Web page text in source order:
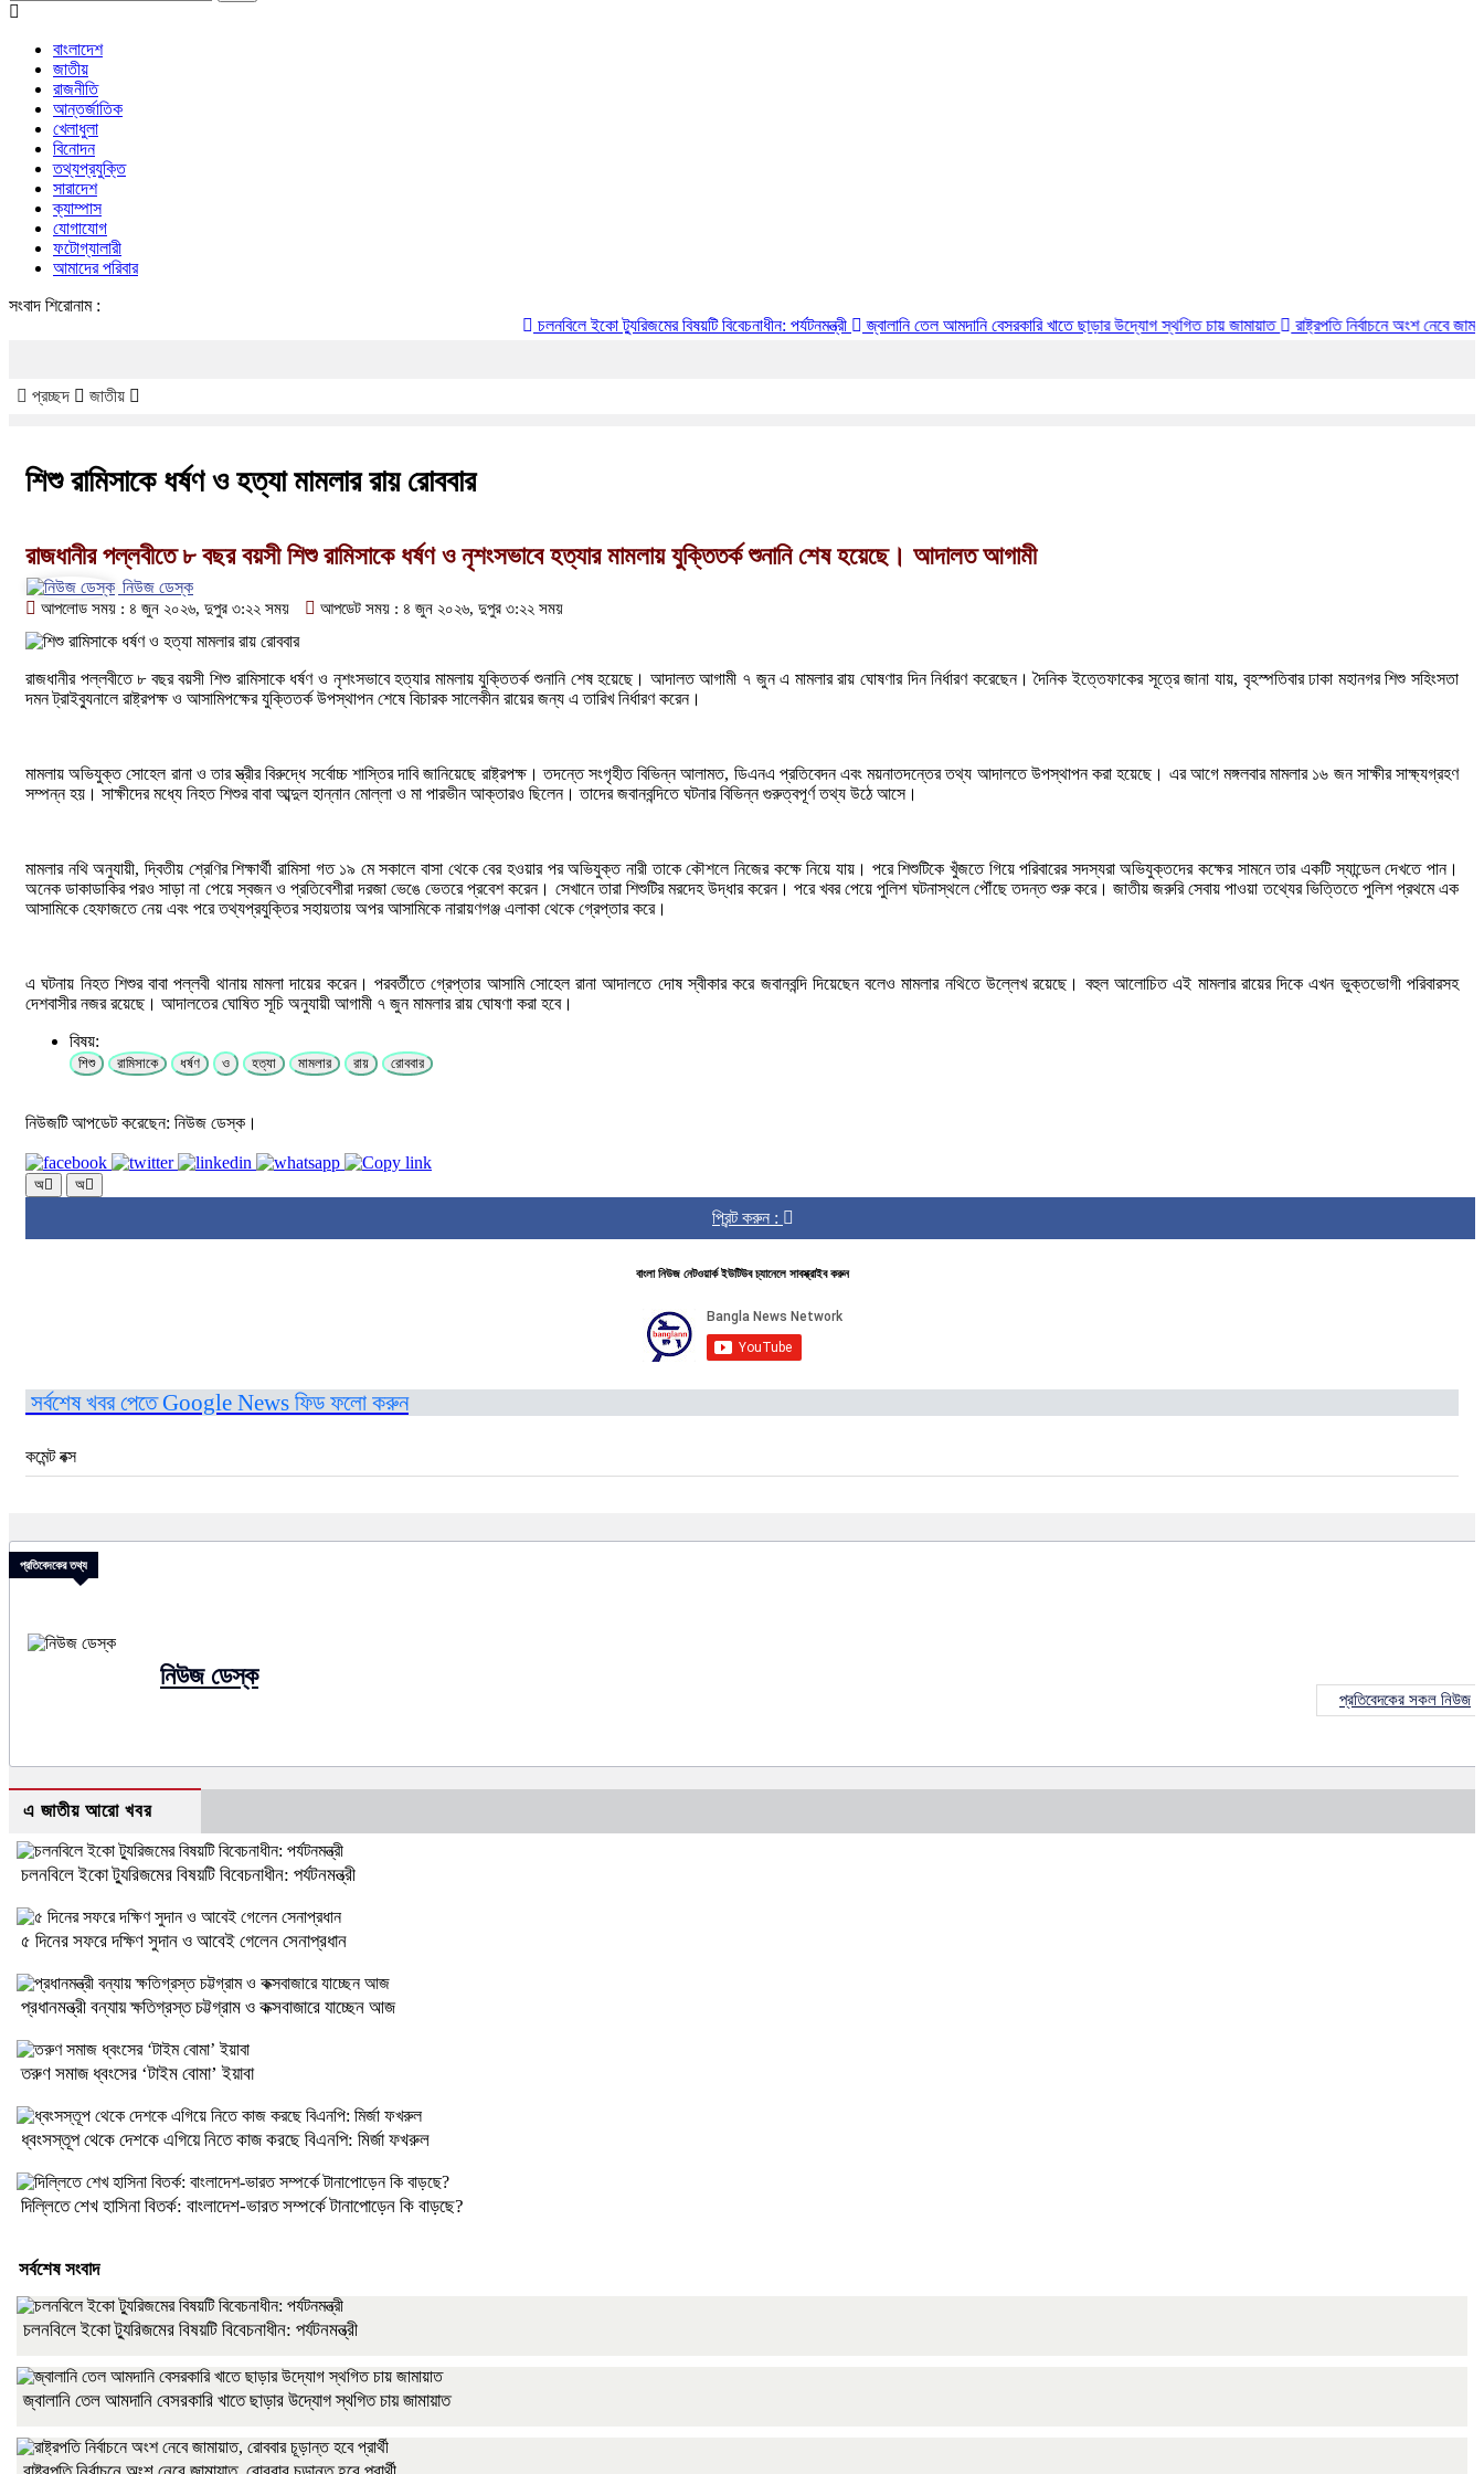
বাংলাদেশ
জাতীয়
রাজনীতি
আন্তর্জাতিক
খেলাধুলা
বিনোদন
তথ্যপ্রযুক্তি
সারাদেশ
ক্যাম্পাস
যোগাযোগ
ফটোগ্যালারী
আমাদের পরিবার
সংবাদ শিরোনাম :
চলনবিলে ইকো ট্যুরিজমের বিষয়টি বিবেচনাধীন: পর্যটনমন্ত্রী জ্বালানি তেল আমদানি বেসরকারি খাতে ছাড়ার উদ্যোগ স্থগিত চায় জামায়াত রাষ্ট্রপতি নির্বাচনে অংশ নেবে জামায়াত, রোববার
প্রচ্ছদ জাতীয়
শিশু রামিসাকে ধর্ষণ ও হত্যা মামলার রায় রোববার
রাজধানীর পল্লবীতে ৮ বছর বয়সী শিশু রামিসাকে ধর্ষণ ও নৃশংসভাবে হত্যার মামলায় যুক্তিতর্ক শুনানি শেষ হয়েছে। আদালত আগামী
নিউজ ডেস্ক
আপলোড সময় : ৪ জুন ২০২৬, দুপুর ৩:২২ সময় আপডেট সময় : ৪ জুন ২০২৬, দুপুর ৩:২২ সময়
রাজধানীর পল্লবীতে ৮ বছর বয়সী শিশু রামিসাকে ধর্ষণ ও নৃশংসভাবে হত্যার মামলায় যুক্তিতর্ক শুনানি শেষ হয়েছে। আদালত আগামী ৭ জুন এ মামলার রায় ঘোষণার দিন নির্ধারণ করেছেন। দৈনিক ইত্তেফাকের সূত্রে জানা যায়, বৃহস্পতিবার ঢাকা মহানগর শিশু সহিংসতা
দমন ট্রাইব্যুনালে রাষ্ট্রপক্ষ ও আসামিপক্ষের যুক্তিতর্ক উপস্থাপন শেষে বিচারক সালেকীন রায়ের জন্য এ তারিখ নির্ধারণ করেন।
মামলায় অভিযুক্ত সোহেল রানা ও তার স্ত্রীর বিরুদ্ধে সর্বোচ্চ শাস্তির দাবি জানিয়েছে রাষ্ট্রপক্ষ। তদন্তে সংগৃহীত বিভিন্ন আলামত, ডিএনএ প্রতিবেদন এবং ময়নাতদন্তের তথ্য আদালতে উপস্থাপন করা হয়েছে। এর আগে মঙ্গলবার মামলার ১৬ জন সাক্ষীর সাক্ষ্যগ্রহণ
সম্পন্ন হয়। সাক্ষীদের মধ্যে নিহত শিশুর বাবা আব্দুল হান্নান মোল্লা ও মা পারভীন আক্তারও ছিলেন। তাদের জবানবন্দিতে ঘটনার বিভিন্ন গুরুত্বপূর্ণ তথ্য উঠে আসে।
মামলার নথি অনুযায়ী, দ্বিতীয় শ্রেণির শিক্ষার্থী রামিসা গত ১৯ মে সকালে বাসা থেকে বের হওয়ার পর অভিযুক্ত নারী তাকে কৌশলে নিজের কক্ষে নিয়ে যায়। পরে শিশুটিকে খুঁজতে গিয়ে পরিবারের সদস্যরা অভিযুক্তদের কক্ষের সামনে তার একটি স্যান্ডেল দেখতে পান।
অনেক ডাকাডাকির পরও সাড়া না পেয়ে স্বজন ও প্রতিবেশীরা দরজা ভেঙে ভেতরে প্রবেশ করেন। সেখানে তারা শিশুটির মরদেহ উদ্ধার করেন। পরে খবর পেয়ে পুলিশ ঘটনাস্থলে পৌঁছে তদন্ত শুরু করে। জাতীয় জরুরি সেবায় পাওয়া তথ্যের ভিত্তিতে পুলিশ প্রথমে এক
আসামিকে হেফাজতে নেয় এবং পরে তথ্যপ্রযুক্তির সহায়তায় অপর আসামিকে নারায়ণগঞ্জ এলাকা থেকে গ্রেপ্তার করে।
এ ঘটনায় নিহত শিশুর বাবা পল্লবী থানায় মামলা দায়ের করেন। পরবর্তীতে গ্রেপ্তার আসামি সোহেল রানা আদালতে দোষ স্বীকার করে জবানবন্দি দিয়েছেন বলেও মামলার নথিতে উল্লেখ রয়েছে। বহুল আলোচিত এই মামলার রায়ের দিকে এখন ভুক্তভোগী পরিবারসহ
দেশবাসীর নজর রয়েছে। আদালতের ঘোষিত সূচি অনুযায়ী আগামী ৭ জুন মামলার রায় ঘোষণা করা হবে।
বিষয়:
শিশু রামিসাকে ধর্ষণ ও হত্যা মামলার রায় রোববার
নিউজটি আপডেট করেছেন: নিউজ ডেস্ক।
অ অ
প্রিন্ট করুন :
বাংলা নিউজ নেটওয়ার্ক ইউটিউব চ্যানেলে সাবস্ক্রাইব করুন
সর্বশেষ খবর পেতে Google News ফিড ফলো করুন
কমেন্ট বক্স
প্রতিবেদকের তথ্য
নিউজ ডেস্ক
প্রতিবেদকের সকল নিউজ
এ জাতীয় আরো খবর
চলনবিলে ইকো ট্যুরিজমের বিষয়টি বিবেচনাধীন: পর্যটনমন্ত্রী
৫ দিনের সফরে দক্ষিণ সুদান ও আবেই গেলেন সেনাপ্রধান
প্রধানমন্ত্রী বন্যায় ক্ষতিগ্রস্ত চট্টগ্রাম ও কক্সবাজারে যাচ্ছেন আজ
তরুণ সমাজ ধ্বংসের ‘টাইম বোমা’ ইয়াবা
ধ্বংসস্তূপ থেকে দেশকে এগিয়ে নিতে কাজ করছে বিএনপি: মির্জা ফখরুল
দিল্লিতে শেখ হাসিনা বিতর্ক: বাংলাদেশ-ভারত সম্পর্কে টানাপোড়েন কি বাড়ছে?
সর্বশেষ সংবাদ
চলনবিলে ইকো ট্যুরিজমের বিষয়টি বিবেচনাধীন: পর্যটনমন্ত্রী
জ্বালানি তেল আমদানি বেসরকারি খাতে ছাড়ার উদ্যোগ স্থগিত চায় জামায়াত